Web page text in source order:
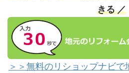
きる ／
＞＞無料のリショップナビ